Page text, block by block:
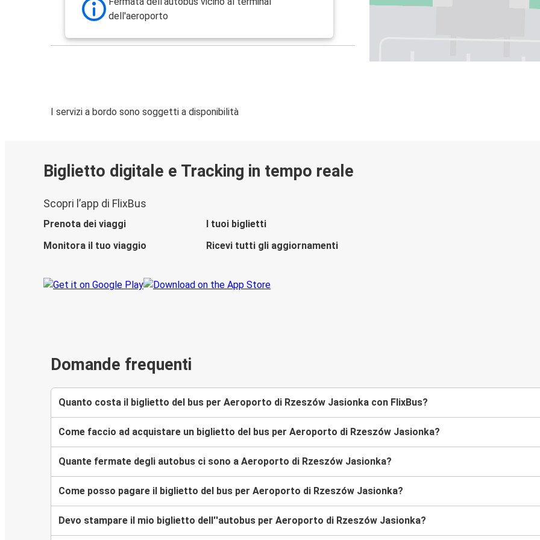
dell'aeroporto
I servizi a bordo sono soggetti a disponibilità
Biglietto digitale e Tracking in tempo reale
Scopri l’app di FlixBus
Prenota dei viaggi
I tuoi biglietti
Monitora il tuo viaggio
Ricevi tutti gli aggiornamenti
Domande frequenti
Quanto costa il biglietto del bus per Aeroporto di Rzeszów Jasionka con FlixBus?
Come faccio ad acquistare un biglietto del bus per Aeroporto di Rzeszów Jasionka?
Quante fermate degli autobus ci sono a Aeroporto di Rzeszów Jasionka?
Come posso pagare il biglietto del bus per Aeroporto di Rzeszów Jasionka?
Devo stampare il mio biglietto dell''autobus per Aeroporto di Rzeszów Jasionka?